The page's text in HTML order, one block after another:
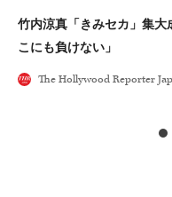
竹内涼真「きみセカ」集
こにも負けない」
The Hollywood Reporter